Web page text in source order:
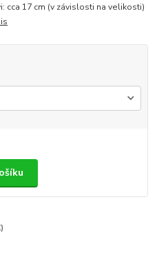
cca 17 cm (v závislosti na velikosti)